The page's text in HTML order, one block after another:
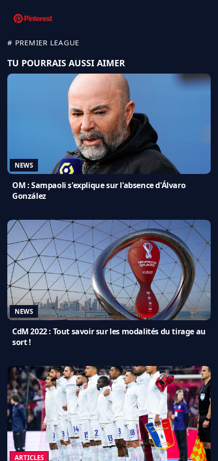
# PREMIER LEAGUE
TU POURRAIS AUSSI AIMER
NEWS
OM : Sampaoli s'explique sur l'absence d'Álvaro
González
NEWS
CdM 2022 : Tout savoir sur les modalités du tirage au
sort !
ARTICLES